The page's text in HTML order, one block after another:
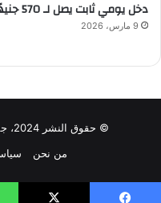
دخل يومي ثابت يصل لـ 570 جنيهًا
9 مارس، 2026
© حقوق النشر 2024، جميع الحقوق محفوظة | كلام بنات
من نحن